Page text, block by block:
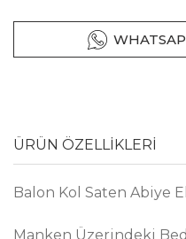
ÜRÜN ÖZELLİKLERİ
Balon Kol Saten Abiye
Manken Üzerindeki